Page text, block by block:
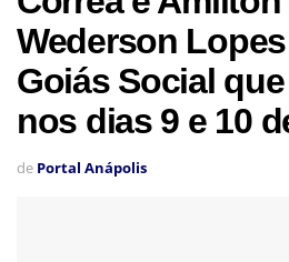
Wederson
Goiás Social
nos dias 9 e 10
de Portal Anápolis